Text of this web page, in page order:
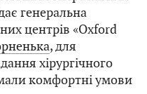
генеральна
центрів «Oxford
, для
хірургічного
комфортні умови